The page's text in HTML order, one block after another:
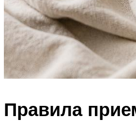
Правила